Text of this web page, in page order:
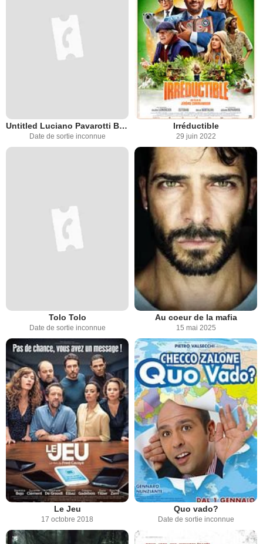
Untitled Luciano Pavarotti Biopic
Date de sortie inconnue
Irréductible
29 juin 2022
Tolo Tolo
Date de sortie inconnue
Au coeur de la mafia
15 mai 2025
Le Jeu
17 octobre 2018
Quo vado?
Date de sortie inconnue